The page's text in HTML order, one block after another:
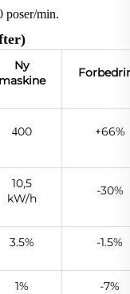
poser/min.
Ny
maskine
400 +66%
10,5
kW/h
-30%
3.5% -1.5%
1% -7%